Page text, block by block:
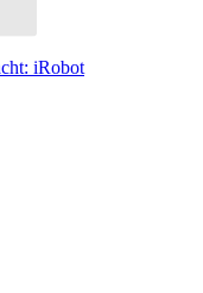
iRobot